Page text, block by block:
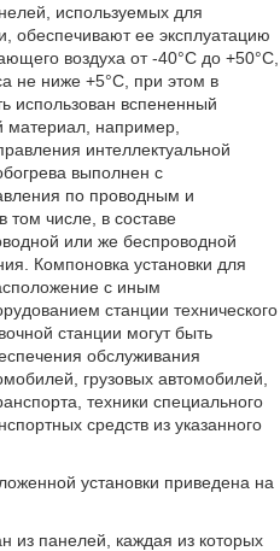
используемых для
обеспечивают ее эксплуатацию
воздуха от -40°С до +50°С,
не ниже +5°С, при этом в
использован вспененный
материал, например,
интеллектуальной
выполнен с
по проводным и
том числе, в составе
или же беспроводной
Компоновка установки для
с иным
станции технического
станции могут быть
обслуживания
грузовых автомобилей,
техники специального
средств из указанного
установки приведена на
из панелей, каждая из которых